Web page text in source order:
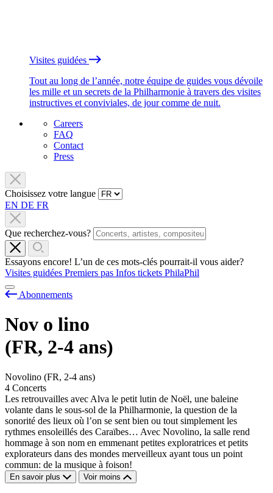
Visites guidées
Tout au long de l’année, notre équipe de guides vous dévoile
les mille et un secrets de la Philharmonie à travers des visites
instructives et conviviales, de jour comme de nuit.
Careers
FAQ
Contact
Press
Choisissez votre langue
EN DE FR
Que recherchez-vous?
Essayons encore! L’un de ces mots-clés pourrait-il vous aider?
Visites guidées Premiers pas Infos tickets PhilaPhil
Abonnements
Nov o lino
(FR, 2-4 ans)
Novolino (FR, 2-4 ans)
4 Concerts
Les retrouvailles avec Alva le petit lutin de Noël, une baleine
volante dans le sous-sol de la Philharmonie, la question de la
sonorité des lieux où l’on se sent bien ou tout simplement les
rythmes ensoleillés des Caraïbes… Avec Novolino, la salle rend
hommage à son nom en emmenant petites exploratrices et petits
explorateurs dans des mondes merveilleux ayant tous un point
commun: de la musique à foison!
En savoir plus Voir moins